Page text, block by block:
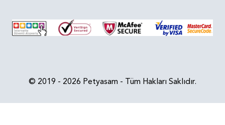
© 2019 - 2026 Petyasam - Tüm Hakları Saklıdır.